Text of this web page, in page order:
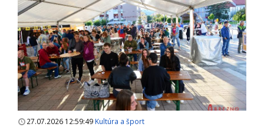
27.07.2026 12:59:49 Kultúra a šport